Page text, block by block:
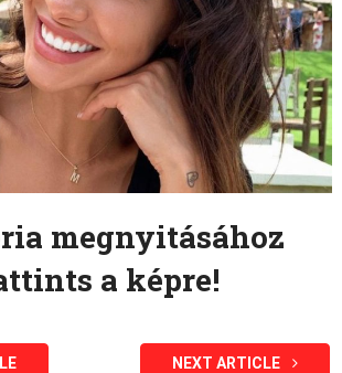
megnyitásához
a képre!
NEXT ARTICLE